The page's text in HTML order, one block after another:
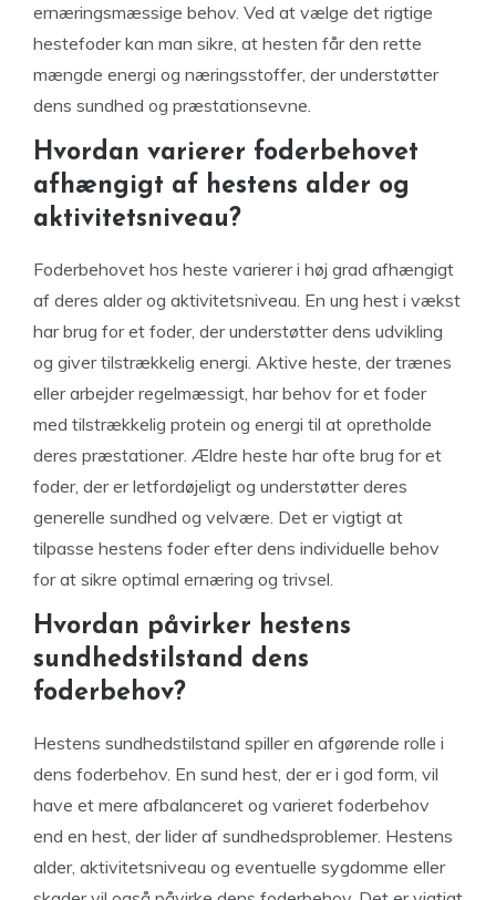
ernæringsmæssige behov. Ved at vælge det rigtige
hestefoder kan man sikre, at hesten får den rette
mængde energi og næringsstoffer, der understøtter
dens sundhed og præstationsevne.
Hvordan varierer foderbehovet
afhængigt af hestens alder og
aktivitetsniveau?
Foderbehovet hos heste varierer i høj grad afhængigt
af deres alder og aktivitetsniveau. En ung hest i vækst
har brug for et foder, der understøtter dens udvikling
og giver tilstrækkelig energi. Aktive heste, der trænes
eller arbejder regelmæssigt, har behov for et foder
med tilstrækkelig protein og energi til at opretholde
deres præstationer. Ældre heste har ofte brug for et
foder, der er letfordøjeligt og understøtter deres
generelle sundhed og velvære. Det er vigtigt at
tilpasse hestens foder efter dens individuelle behov
for at sikre optimal ernæring og trivsel.
Hvordan påvirker hestens
sundhedstilstand dens
foderbehov?
Hestens sundhedstilstand spiller en afgørende rolle i
dens foderbehov. En sund hest, der er i god form, vil
have et mere afbalanceret og varieret foderbehov
end en hest, der lider af sundhedsproblemer. Hestens
alder, aktivitetsniveau og eventuelle sygdomme eller